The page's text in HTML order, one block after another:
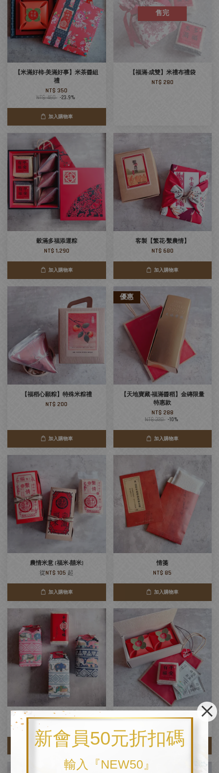
新會員50元折扣碼
輸入『NEW50』
【米滿好柿‧美滿好事】米茶醬組
禮
NT$ 350
NT$ 460 -23.9%
加入購物車
售完
【福滿‧成雙】米禮布禮袋
NT$ 280
穀滿多福添運粽
NT$ 1,290
加入購物車
客製【繁花‧繫農情】
NT$ 680
加入購物車
【福稻心願粽】特殊米粽禮
NT$ 200
加入購物車
優惠
【天地寶藏‧福滿醬稻】金磚限量
特惠款
NT$ 288
NT$ 320 -10%
加入購物車
農情米意 (福米‧囍米)
從NT$ 105 起
加入購物車
情箋
NT$ 85
加入購物車
【禾米繫情】米滿福祥系列
NT$ 580
加入購物車
【福柿‧禮柿‧茶米好柿】茶米好禮
加入購物車